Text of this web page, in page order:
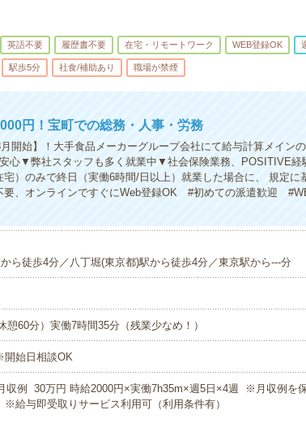
英語不要 履歴書不要 在宅・リモートワーク WEB登録OK
駅歩5分 社食/補助あり 職場が禁煙
円！宝町での総務・人事・労務
月開始】！大手食品メーカーグループ会社にて給与計算メイン
心▼弊社スタッフも多く就業中▼社会保険業務、POSITIVE経
）のみで終日（実働6時間/日以上）就業した場合に、 規定に
要、オンラインですぐにWeb登録OK #初めての派遣歓迎
ら徒歩4分／八丁堀(東京都)駅から徒歩4分／東京駅から---分
憩60分）実働7時間35分（残業少なめ！）
始日相談OK
例 30万円 時給2000円×実働7h35m×週5日×4週 ※月収例を
※給与即受取りサービス利用可（利用条件有）